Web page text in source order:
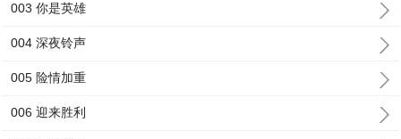
003 你是英雄
004 深夜铃声
005 险情加重
006 迎来胜利